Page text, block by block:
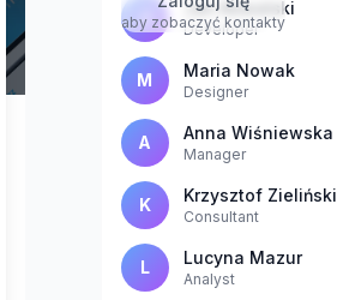
aby zobaczyć kontakty
J Jan Kowalski
Developer
M Maria Nowak
Designer
A Anna Wiśniewska
Manager
K Krzysztof Zieliński
Consultant
L Lucyna Mazur
Analyst